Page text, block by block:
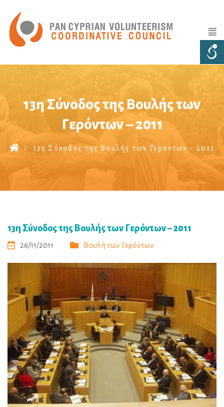
13η Σύνοδος της Βουλής των
Γερόντων – 2011
13η Σύνοδος της Βουλής των Γερόντων - 2011
13η Σύνοδος της Βουλής των Γερόντων – 2011
26/11/2011 Βουλή των Γερόντων